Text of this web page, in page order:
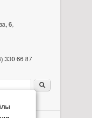
6,
330 66 87
поиска